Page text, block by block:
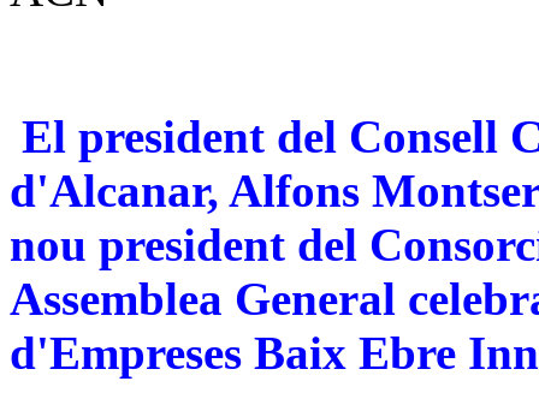
El president del Consell
d'Alcanar, Alfons
nou president del
Assemblea General
d'Empreses Baix Ebre